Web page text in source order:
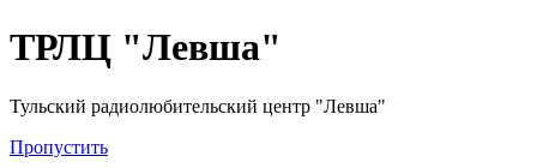
ТРЛЦ "Левша"
Тульский радиолюбительский центр "Левша"
Пропустить